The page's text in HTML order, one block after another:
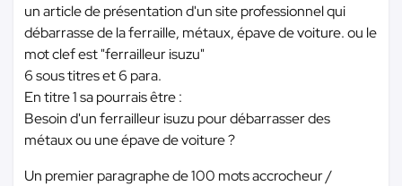
un article de présentation d'un site professionnel qui
débarrasse de la ferraille, métaux, épave de voiture. ou le
mot clef est "ferrailleur isuzu"
6 sous titres et 6 para.
En titre 1 sa pourrais être :
Besoin d'un ferrailleur isuzu pour débarrasser des
métaux ou une épave de voiture ?
Un premier paragraphe de 100 mots accrocheur /